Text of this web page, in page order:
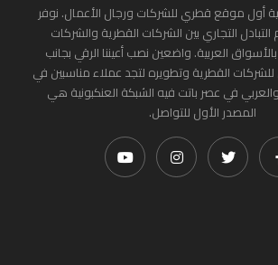
أول موقع قطري للشركات ورجال الأعمال. نوفر
التبادل التجاري بين الشركات القطرية والشركات
العربية. واضعين نصب أعيننا الرقي بجانب
للشركات القطرية وتطويره لتجد عملاء مناسبين في
في عصر باتت فيه الشبكة العنكبونية هي
المصدر الأول للتواصل.